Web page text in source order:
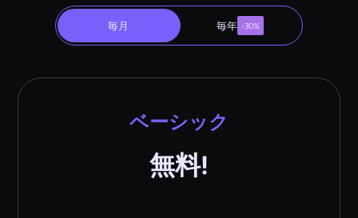
毎月 毎年 -30%
ベーシック
無料!